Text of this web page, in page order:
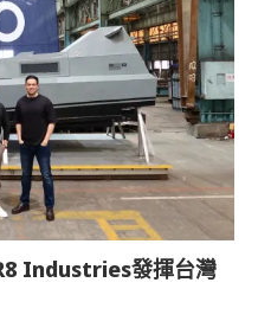
Industries發揮台灣